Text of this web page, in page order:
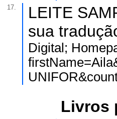
17.
LEITE
sua
Digital;
Livros